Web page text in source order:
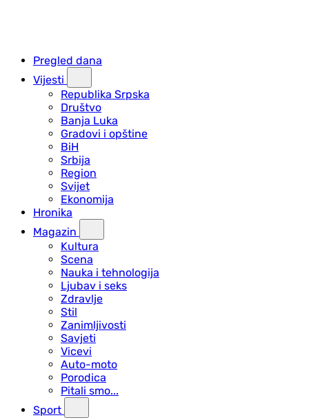
Pregled dana
Vijesti
Republika Srpska
Društvo
Banja Luka
Gradovi i opštine
BiH
Srbija
Region
Svijet
Ekonomija
Hronika
Magazin
Kultura
Scena
Nauka i tehnologija
Ljubav i seks
Zdravlje
Stil
Zanimljivosti
Savjeti
Vicevi
Auto-moto
Porodica
Pitali smo...
Sport